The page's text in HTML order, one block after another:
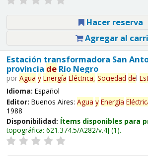
Hacer reserva
Agregar al
Estación transformadora San
provincia deRío Negro
por Agua y Energía Eléctrica, Sociedad del
Idioma: Español
Editor: Buenos Aires: Agua y Energía
1988
Disponibilidad: Ítems disponibles para
topográfica: 621.374.5/A282/v.4 (1).